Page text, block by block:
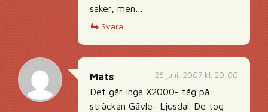
saker, men…
Svara
26 juni, 2007 kl. 20:00
Mats
Det går inga X2000- tåg på
sträckan Gävle- Ljusdal. De tog